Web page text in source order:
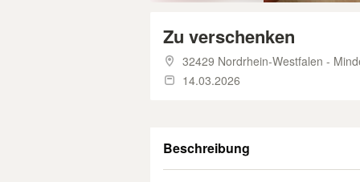
Zu verschenken
32429 Nordrhein-Westfalen -
14.03.2026
Beschreibung